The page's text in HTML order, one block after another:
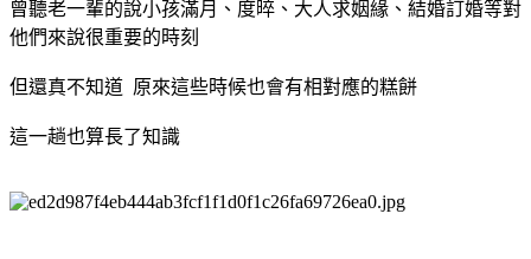
曾聽老一輩的說小孩滿月、度晬、大人求姻緣、結婚訂婚等對
他們來說很重要的時刻
但還真不知道 原來這些時候也會有相對應的糕餅
這一趟也算長了知識